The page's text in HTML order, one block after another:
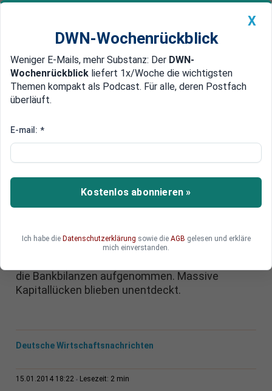
Newsticker MEIN DWN: Geldanlage Premium
Edelmetalle DWN-Magazin China
Staatsanleihen in Stress-Tests
EZB drückt bei Staatsanleihen
und faulen Krediten beide Augen
zu
Die EZB schont beim bevorstehenden Stresstest
„vereinfachten Definitionen“ bewertet werden.
Schon beim letzten Stresstest wurden
die Bankbilanzen aufgenommen. Massive
Kapitallücken blieben unentdeckt.
Deutsche Wirtschaftsnachrichten
15.01.2014 18:22 Lesezeit: 2 min
X
DWN-Wochenrückblick
Weniger E-Mails, mehr Substanz: Der DWN-
Wochenrückblick liefert 1x/Woche die wichtigsten
Themen kompakt als Podcast. Für alle, deren Postfach
überläuft.
E-mail: *
Kostenlos abonnieren »
Ich habe die Datenschutzerklärung sowie die AGB gelesen und erkläre
mich einverstanden.